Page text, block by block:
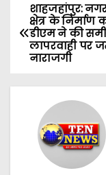
P
o
शाहजहांपुर:
क्षेत्र के निर्माण
डीएम ने की
लापरवाही पर
नाराजगी